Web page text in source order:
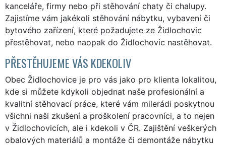
kanceláře, firmy nebo při stěhování chaty či chalupy.
Zajistíme vám jakékoli stěhování nábytku, vybavení či
bytového zařízení, které požadujete ze Židlochovic
přestěhovat, nebo naopak do Židlochovic nastěhovat.
PŘESTĚHUJEME VÁS KDEKOLIV
Obec Židlochovice je pro vás jako pro klienta lokalitou,
kde si můžete kdykoli objednat naše profesionální a
kvalitní stěhovací práce, které vám milerádi poskytnou
všichni naši zkušení a proškolení pracovníci, a to nejen
v Židlochovicích, ale i kdekoli v ČR. Zajištění veškerých
obalových materiálů a montáže či demontáže nábytku